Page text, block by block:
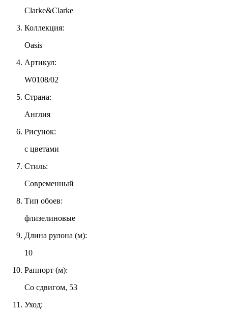
Clarke&Clarke
Коллекция:
Oasis
Артикул:
W0108/02
Страна:
Англия
Рисунок:
с цветами
Стиль:
Современный
Тип обоев:
флизелиновые
Длина рулона (м):
10
Раппорт (м):
Со сдвигом, 53
Уход: